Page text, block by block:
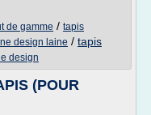
de gamme / tapis
design laine / tapis
design
(POUR